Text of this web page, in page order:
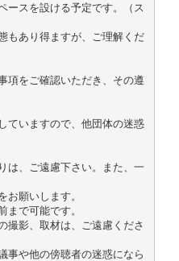
ースを設ける予定です。（ス
もあり得ますが、ご理解くだ
項をご確認いただき、その遵
ていますので、他団体の迷惑
は、ご遠慮下さい。また、一
お願いします。
まで可能です。
撮影、取材は、ご遠慮くださ
事や他の傍聴者の迷惑になら